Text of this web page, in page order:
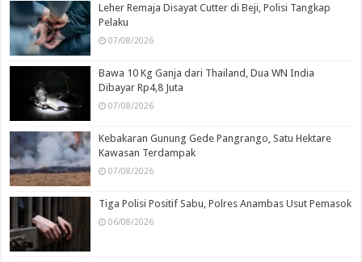
Leher Remaja Disayat Cutter di Beji, Polisi Tangkap
Pelaku
07/08/2026
Bawa 10 Kg Ganja dari Thailand, Dua WN India
Dibayar Rp4,8 Juta
07/08/2026
Kebakaran Gunung Gede Pangrango, Satu Hektare
Kawasan Terdampak
07/08/2026
Tiga Polisi Positif Sabu, Polres Anambas Usut Pemasok
06/08/2026